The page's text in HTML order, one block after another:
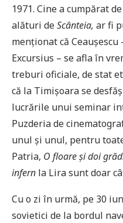
1971. Cine a cumpărat
alături deScânteia, ar fi
menționat că
Excursius – se afla în
treburi oficiale, de stat
că la Timișoara se
lucrările unui seminar
Puzderia de
unul și unul, pentru
Patria, O floare și doi
infern la Lira sunt doar
Cu o zi în urmă, pe 30
sovietici de la bordul